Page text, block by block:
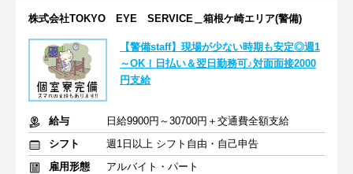
株式会社TOKYO EYE SERVICE＿箱根ケ崎エリア(警備)
【警備staff】現場が少ない時期も安定◎週1
～OK！日払い＆翌日勤務可♪対面面接2000
円支給
給与
日給9900円～30700円＋交通費全額支給
シフト
週1日以上 シフト自由・自己申告
雇用形態
アルバイト・パート